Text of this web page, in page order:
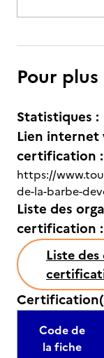
Pour
Statistiques :
Lien internet
certification :
https://
de-la-barbe-
Liste des
certification :
Liste
Code de
la fiche